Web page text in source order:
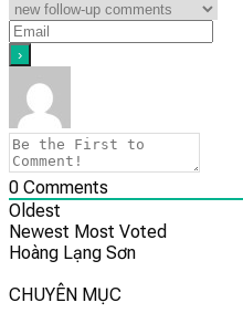
0 Comments
Oldest
Newest Most Voted
Hoàng Lạng Sơn
CHUYÊN MỤC